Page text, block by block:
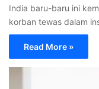
India baru-baru ini
korban tewas dalam
Read More »